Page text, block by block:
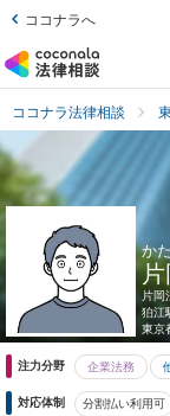
ココナラへ
ココナラ法律相談
か
片岡
狛江
東京
注力分野 企業法務
対応体制 分割払い利用可